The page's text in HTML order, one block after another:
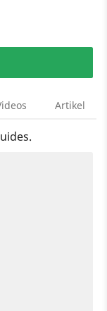
Artikel